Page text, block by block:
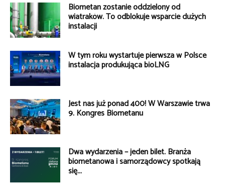
Biometan zostanie oddzielony od
wiatraków. To odblokuje wsparcie dużych
instalacji
W tym roku wystartuje pierwsza w Polsce
instalacja produkująca bioLNG
Jest nas już ponad 400! W Warszawie trwa
9. Kongres Biometanu
Dwa wydarzenia – jeden bilet. Branża
biometanowa i samorządowcy spotkają
się...